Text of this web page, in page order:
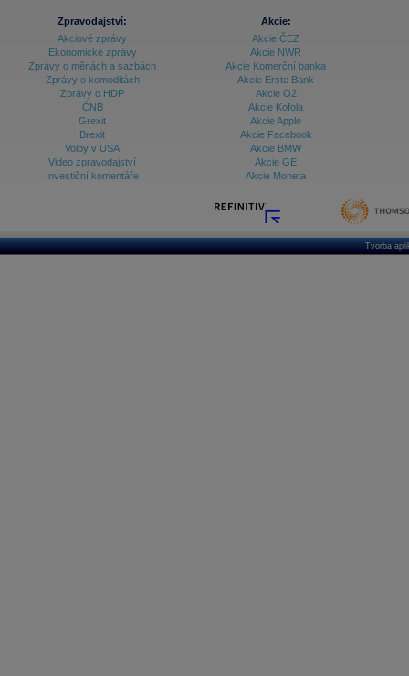
Zpravodajství:
Akciové zprávy
Ekonomické zprávy
Zprávy o měnách a sazbách
Zprávy o komoditách
Zprávy o HDP
ČNB
Grexit
Brexit
Volby v USA
Video zpravodajství
Investiční komentáře
Akcie:
Akcie ČEZ
Akcie NWR
Akcie Komerční banka
Akcie Erste Bank
Akcie O2
Akcie Kofola
Akcie Apple
Akcie Facebook
Akcie BMW
Akcie GE
Akcie Moneta
Tvorba